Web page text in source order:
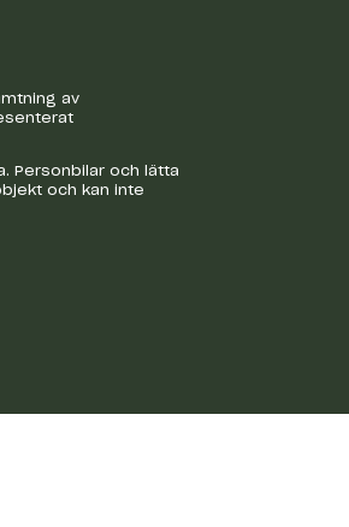
av
Personbilar och lätta
och kan inte